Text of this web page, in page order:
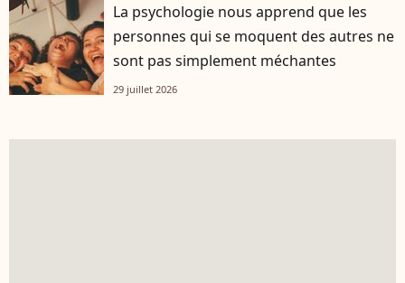
La psychologie nous apprend que les
personnes qui se moquent des autres ne
sont pas simplement méchantes
29 juillet 2026